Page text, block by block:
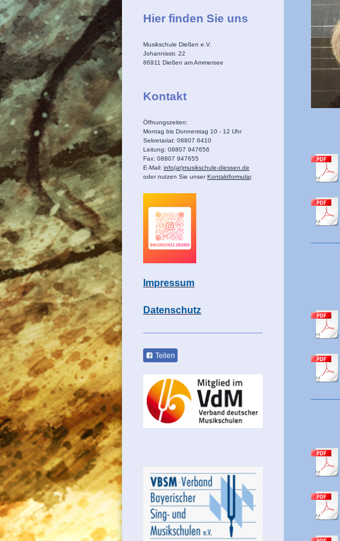
Hier finden Sie uns
Musikschule Dießen e.V.
Johannisstr. 22
86911 Dießen am Ammersee
Kontakt
Öffnungszeiten:
Montag bis Donnerstag 10 - 12 Uhr
Sekretariat: 08807 6410
Leitung: 08807 947656
Fax: 08807 947655
E-Mail: info(at)musikschule-diessen.de
oder nutzen Sie unserKontaktformular.
Impressum
Datenschutz
Teilen